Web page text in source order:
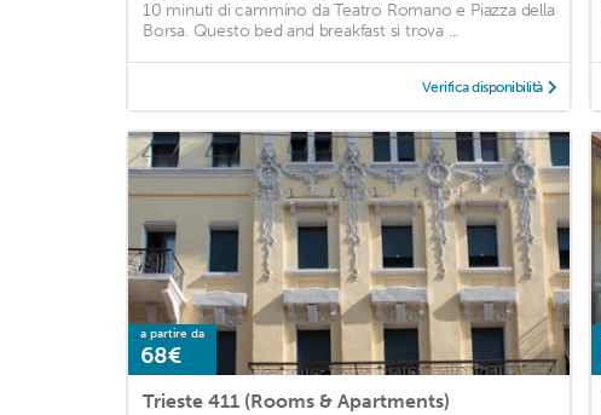
10 minuti di cammino da Teatro Romano e Piazza della
Borsa. Questo bed and breakfast si trova ...
Verifica disponibilità
a partire da
68€
Trieste 411 (Rooms & Apartments)